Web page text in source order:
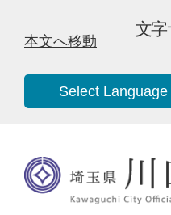
本文へ移動
文
Select Language